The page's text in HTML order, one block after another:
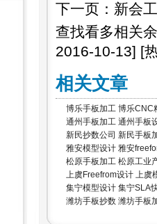
下一页： 新会
查找看多相关
2016-10-13] [
相关文章
博乐手板加工 博乐CNC
通州手板加工 通州手板
新民抄数公司 新民手板
雅安模型设计 雅安
松原手板加工 松原工业
上虞Freefrom设计 上虞
集宁模型设计 集宁SLA
潍坊手板抄数 潍坊手板